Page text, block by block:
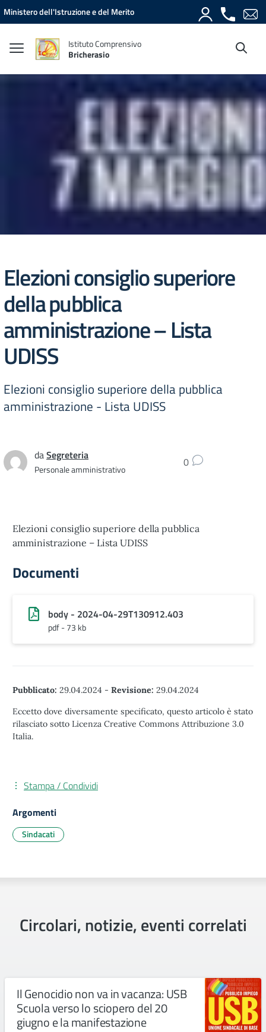
Vai ai contenuti
Vai al menu di navigazione
Vai al footer
Ministero dell'Istruzione e del Merito
Istituto Comprensivo
Bricherasio
Elezioni consiglio superiore
della pubblica
amministrazione – Lista
UDISS
Elezioni consiglio superiore della pubblica
amministrazione - Lista UDISS
daSegreteria
Personale amministrativo 0
Elezioni consiglio superiore della pubblica
amministrazione – Lista UDISS
Documenti
body - 2024-04-29T130912.403
pdf - 73 kb
Pubblicato: 29.04.2024 - Revisione: 29.04.2024
Eccetto dove diversamente specificato, questo articolo è stato
rilasciato sotto Licenza Creative Commons Attribuzione 3.0
Italia.
Stampa / Condividi
Argomenti
Sindacati
Circolari, notizie, eventi correlati
Il Genocidio non va in vacanza: USB
Scuola verso lo sciopero del 20
giugno e la manifestazione